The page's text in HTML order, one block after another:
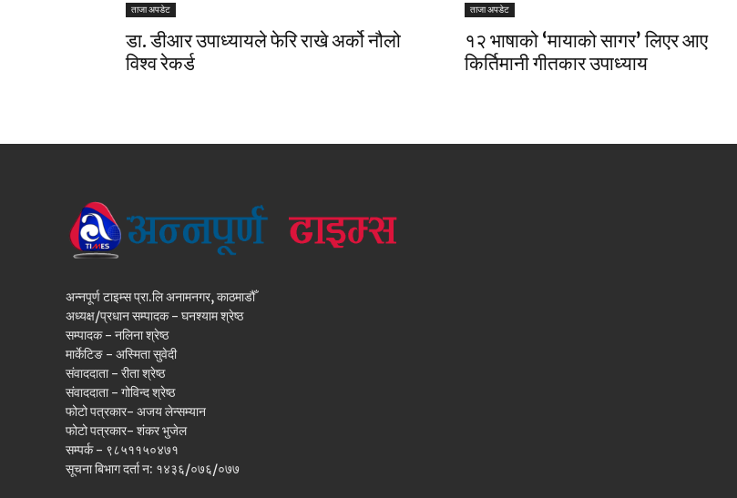
ताजा अपडेट
डा. डीआर उपाध्यायले फेरि राखे अर्को नौलो
विश्व रेकर्ड
ताजा अपडेट
१२ भाषाको ‘मायाको सागर’ लिएर आए
किर्तिमानी गीतकार उपाध्याय
अन्नपूर्ण टाइम्स प्रा.लि अनामनगर, काठमाडौँ
अध्यक्ष/प्रधान सम्पादक - घनश्याम श्रेष्ठ
सम्पादक - नलिना श्रेष्ठ
मार्केटिङ - अस्मिता सुवेदी
संवाददाता - रीता श्रेष्ठ
संवाददाता - गोविन्द श्रेष्ठ
फोटो पत्रकार- अजय लेन्सम्यान
फोटो पत्रकार- शंकर भुजेल
सम्पर्क - ९८५११५०४७१
सूचना बिभाग दर्ता न: १४३६/०७६/०७७